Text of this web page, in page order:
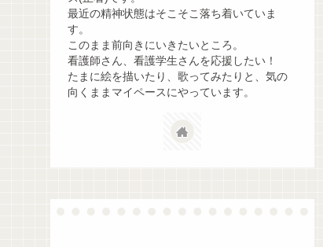
最近の精神状態はそこそこ落ち着いていま
す。
このまま前向きにいきたいところ。
看護師さん、看護学生さんを応援したい！
たまに絵を描いたり、歌ってみたりと、気の
向くままマイペースにやっています。